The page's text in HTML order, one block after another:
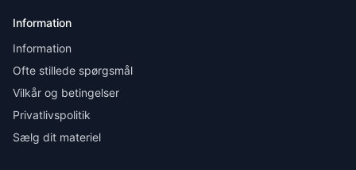
Information
Information
Ofte stillede spørgsmål
Vilkår og betingelser
Privatlivspolitik
Sælg dit materiel